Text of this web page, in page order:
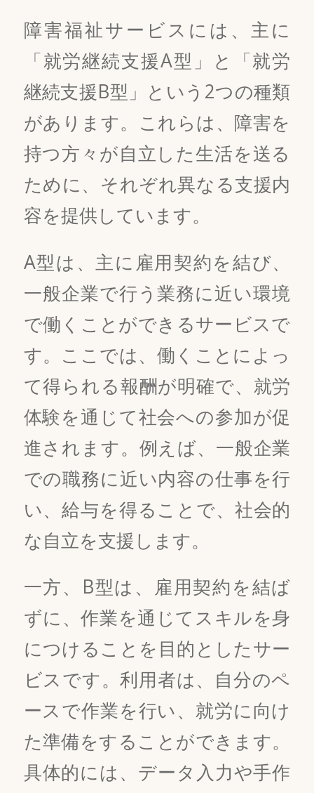
障害福祉サービスには、主に
「就労継続支援A型」と「就労
継続支援B型」という2つの種類
があります。これらは、障害を
持つ方々が自立した生活を送る
ために、それぞれ異なる支援内
容を提供しています。
A型は、主に雇用契約を結び、
一般企業で行う業務に近い環境
で働くことができるサービスで
す。ここでは、働くことによっ
て得られる報酬が明確で、就労
体験を通じて社会への参加が促
進されます。例えば、一般企業
での職務に近い内容の仕事を行
い、給与を得ることで、社会的
な自立を支援します。
一方、B型は、雇用契約を結ば
ずに、作業を通じてスキルを身
につけることを目的としたサー
ビスです。利用者は、自分のペ
ースで作業を行い、就労に向け
た準備をすることができます。
具体的には、データ入力や手作